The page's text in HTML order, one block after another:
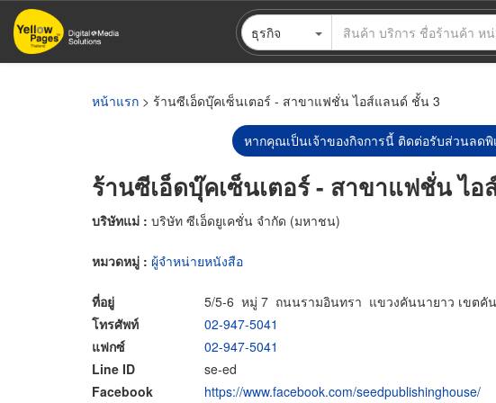
ข้าม
ไป
ธุรกิจ
หน้าแรก > ร้านซีเอ็ดบุ๊คเซ็นเตอร์ - สาขาแฟชั่น ไอส์แลนด์ ชั้น 3
หากคุณเป็นเจ้าของกิจการนี้ ติดต่อรับส่วนลดพิ
ร้านซีเอ็ดบุ๊คเซ็นเตอร์ - สาขาแฟชั่น ไ
บริษัทแม่ : บริษัท ซีเอ็ดยูเคชั่น จำกัด (มหาชน)
หมวดหมู่ : ผู้จำหน่ายหนังสือ
ที่อยู่
5/5-6 หมู่ 7 ถนนรามอินทรา แขวงคันนายาว เขตคัน
โทรศัพท์
02-947-5041
แฟกซ์
02-947-5041
Line ID
se-ed
Facebook
https://www.facebook.com/seedpublishinghouse/